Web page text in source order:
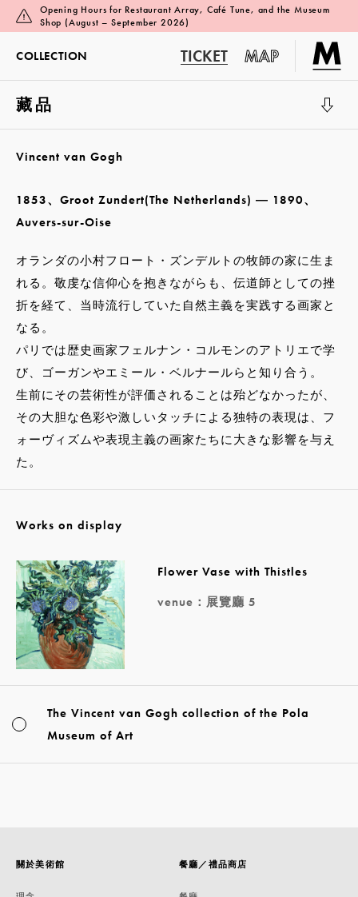
Opening Hours for Restaurant Array, Café Tune, and the Museum
Shop (August – September 2026)
COLLECTION TICKET MAP
藏品
Vincent van Gogh
1853、Groot Zundert(The Netherlands) ― 1890、
Auvers-sur-Oise
オランダの小村フロート・ズンデルトの牧師の家に生ま
れる。敬虔な信仰心を抱きながらも、伝道師としての挫
折を経て、当時流行していた自然主義を実践する画家と
なる。
パリでは歴史画家フェルナン・コルモンのアトリエで学
び、ゴーガンやエミール・ベルナールらと知り合う。
生前にその芸術性が評価されることは殆どなかったが、
その大胆な色彩や激しいタッチによる独特の表現は、フ
ォーヴィズムや表現主義の画家たちに大きな影響を与え
た。
Works on display
Flower Vase with Thistles
venue：展覽廳 5
The Vincent van Gogh collection of the Pola
Museum of Art
關於美術館 餐廳／禮品商店